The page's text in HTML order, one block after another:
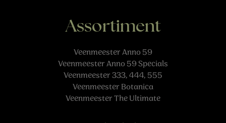
Assortiment
Veenmeester Anno 59
Veenmeester Anno 59 Specials
Veenmeester 333, 444, 555
Veenmeester Botanica
Veenmeester The Ultimate